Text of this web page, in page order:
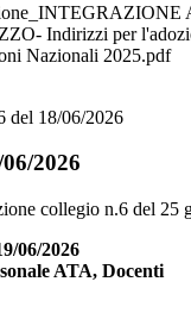
Indirizzi per
Nazionali 2025.pdf
del 18/06/2026
2026
collegio n.6 del 25
06/2026
ATA, Docenti